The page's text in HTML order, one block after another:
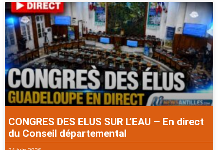
CONGRES DES ELUS SUR L’EAU – En direct
du Conseil départemental